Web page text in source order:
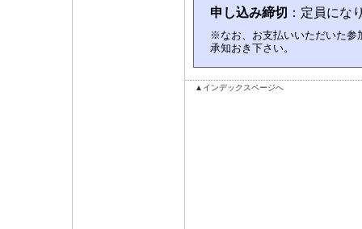
申し込み締切 ：定員にな
※なお、お支払いいただいた参
承知おき下さい。
▲インデックスページへ